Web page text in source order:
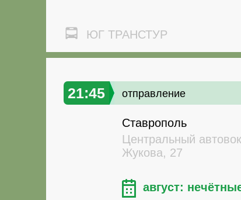
ЮГ ТРАНСТУР
21:45 отправление
Ставрополь
Центральный
Жукова, 27
август: